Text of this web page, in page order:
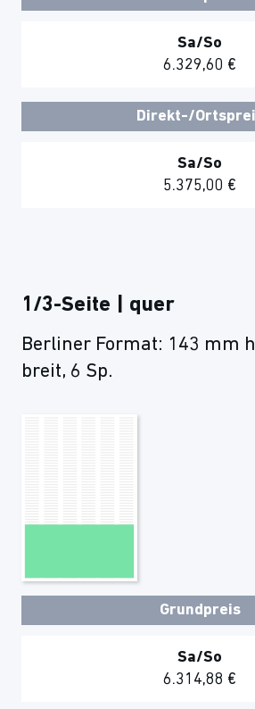
Sa/So
6.329,60 €
Direkt-/
Sa/So
5.375,00 €
1/3-Seite | quer
Berliner Format: 143 mm
breit, 6 Sp.
Grundpreis
Sa/So
6.314,88 €